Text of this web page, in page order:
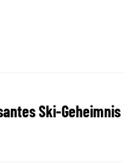
Ski-Geheimnis